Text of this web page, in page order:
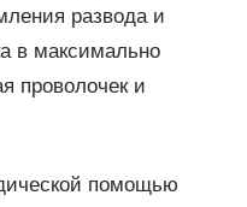
развода и
в максимально
проволочек и
помощью